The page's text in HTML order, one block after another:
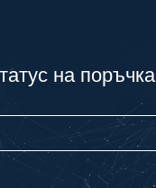
на поръчка